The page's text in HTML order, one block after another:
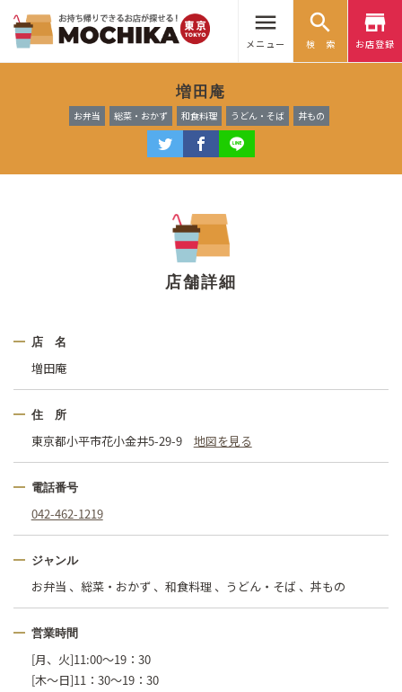
menu
メニュー
search
検 索
store
お店登録
増田庵
お弁当 総菜・おかず 和食料理 うどん・そば 丼もの
店舗詳細
店 名
増田庵
住 所
東京都小平市花小金井5-29-9 地図を見る
電話番号
042-462-1219
ジャンル
お弁当 、総菜・おかず 、和食料理 、うどん・そば 、丼もの
営業時間
[月、火]11:00～19：30
[木～日]11：30～19：30